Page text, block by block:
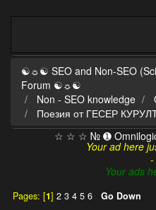
☯☼☯ SEO and Non-SEO
Forum ☯☼☯
Non - SEO knowledge
Поезия от ГЕСЕР
☆ ☆ ☆ № ➊
Your ad here
-
Your ads
Pages: [1] 2 3 4 5 6 Go Down